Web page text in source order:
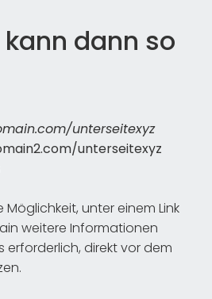
dann so
unterseitexyz
unterseitexyz
unter einem Link
weitere Informationen
erforderlich, direkt vor dem